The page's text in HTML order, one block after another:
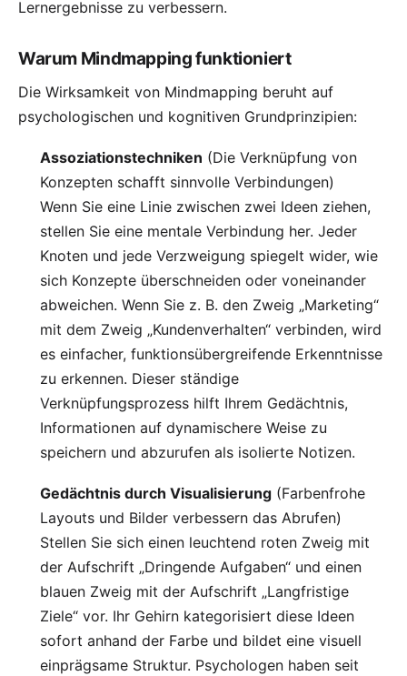
Lernergebnisse zu verbessern.
Warum Mindmapping funktioniert
Die Wirksamkeit von Mindmapping beruht auf
psychologischen und kognitiven Grundprinzipien:
Assoziationstechniken (Die Verknüpfung von
Konzepten schafft sinnvolle Verbindungen)
Wenn Sie eine Linie zwischen zwei Ideen ziehen,
stellen Sie eine mentale Verbindung her. Jeder
Knoten und jede Verzweigung spiegelt wider, wie
sich Konzepte überschneiden oder voneinander
abweichen. Wenn Sie z. B. den Zweig „Marketing“
mit dem Zweig „Kundenverhalten“ verbinden, wird
es einfacher, funktionsübergreifende Erkenntnisse
zu erkennen. Dieser ständige
Verknüpfungsprozess hilft Ihrem Gedächtnis,
Informationen auf dynamischere Weise zu
speichern und abzurufen als isolierte Notizen.
Gedächtnis durch Visualisierung (Farbenfrohe
Layouts und Bilder verbessern das Abrufen)
Stellen Sie sich einen leuchtend roten Zweig mit
der Aufschrift „Dringende Aufgaben“ und einen
blauen Zweig mit der Aufschrift „Langfristige
Ziele“ vor. Ihr Gehirn kategorisiert diese Ideen
sofort anhand der Farbe und bildet eine visuell
einprägsame Struktur. Psychologen haben seit